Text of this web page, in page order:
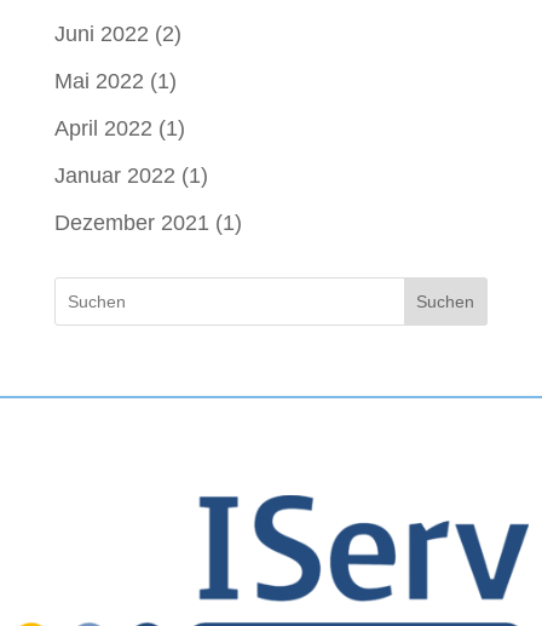
Juni 2022 (2)
Mai 2022 (1)
April 2022 (1)
Januar 2022 (1)
Dezember 2021 (1)
Suchen